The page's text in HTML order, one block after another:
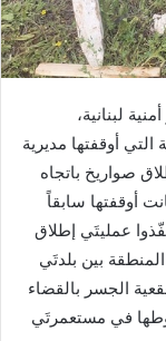
لبنانية،
أوقفتها مديرية
صواريخ باتجاه
أوقفتها سابقاً
عمليتَي إطلاق
بين بلدتَي
الجسر بالقضاء
في مستعمرتَي